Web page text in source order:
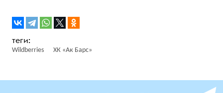
Wildberries ХК «Ак Барс»